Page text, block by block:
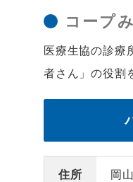
コープ
医療生協の診療
者さん」の役割
住所 岡